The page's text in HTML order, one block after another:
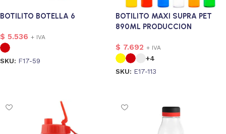
BOTILITO BOTELLA 6
$ 5.536 + IVA
SKU: F17-59
BOTILITO MAXI SUPRA PET
890ML PRODUCCION
$ 7.692 + IVA
+4
SKU: E17-113